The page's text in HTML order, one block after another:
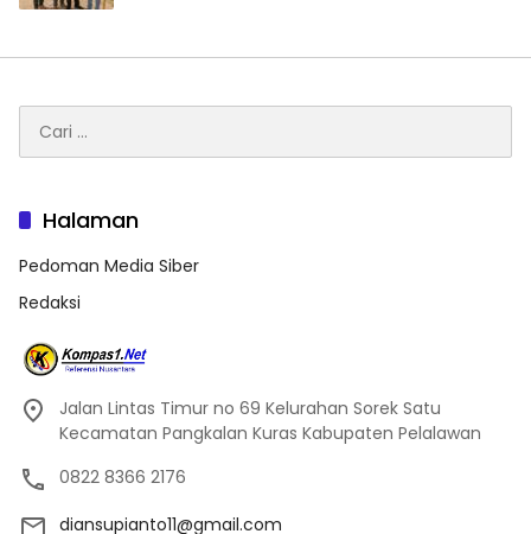
untuk:
Halaman
Pedoman Media Siber
Redaksi
Jalan Lintas Timur no 69 Kelurahan Sorek Satu
Kecamatan Pangkalan Kuras Kabupaten Pelalawan
0822 8366 2176
diansupianto11@gmail.com